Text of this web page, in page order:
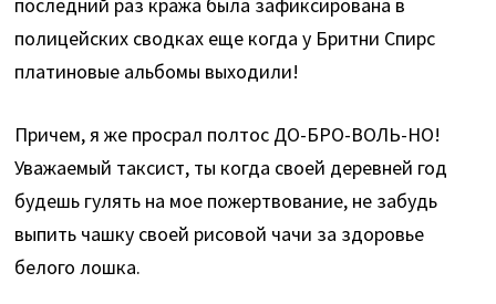
последний раз кража была зафиксирована в
полицейских сводках еще когда у Бритни Спирс
платиновые альбомы выходили!
Причем, я же просрал полтос ДО-БРО-ВОЛЬ-НО!
Уважаемый таксист, ты когда своей деревней год
будешь гулять на мое пожертвование, не забудь
выпить чашку своей рисовой чачи за здоровье
белого лошка.